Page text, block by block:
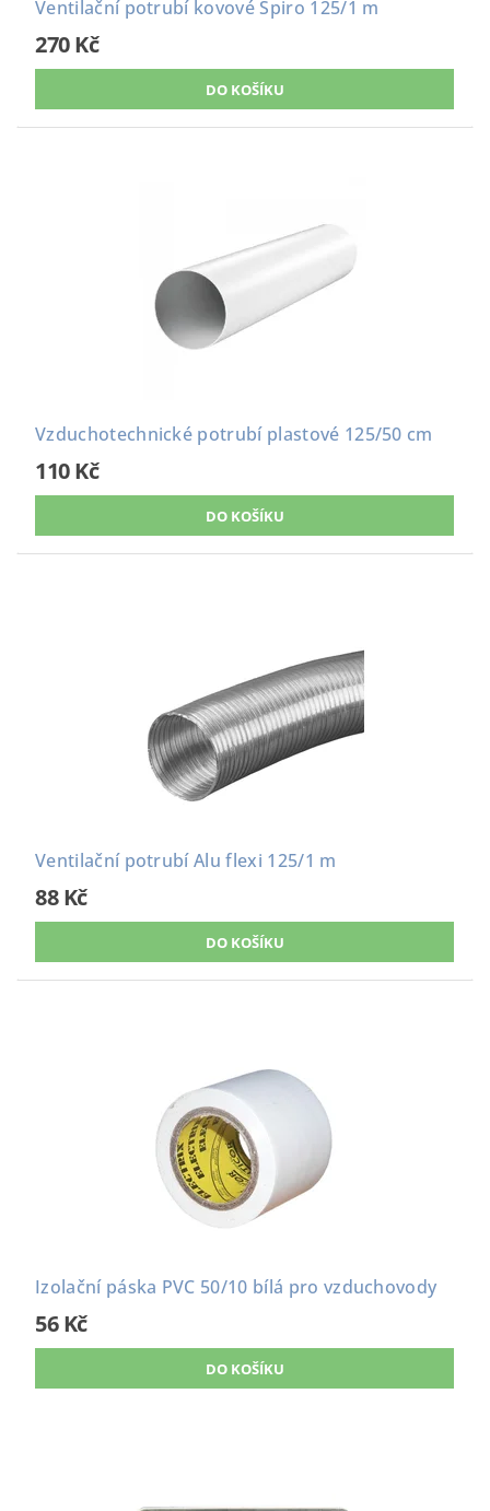
Ventilační potrubí kovové Spiro 125/1 m
270 Kč
Vzduchotechnické potrubí plastové 125/50 cm
110 Kč
Ventilační potrubí Alu flexi 125/1 m
88 Kč
Izolační páska PVC 50/10 bílá pro vzduchovody
56 Kč